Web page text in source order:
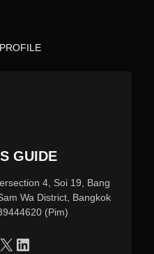
GUIDE
4, Soi 19, Bang
Wa District, Bangkok
(Pim)
X LinkedIn